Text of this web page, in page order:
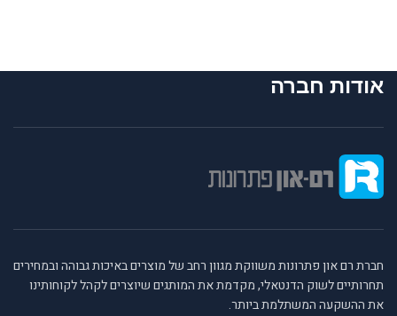
אודות חברה
חברת רם און פתרונות משווקת מגוון רחב של מוצרים באיכות גבוהה ובמחירים
תחרותיים לשוק הדנטאלי, מקדמת את המותגים שיוצרים לקהל לקוחותינו
את ההשקעה המשתלמת ביותר.